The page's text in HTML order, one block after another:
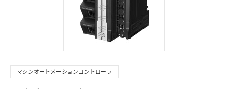
マシンオートメーションコントローラ